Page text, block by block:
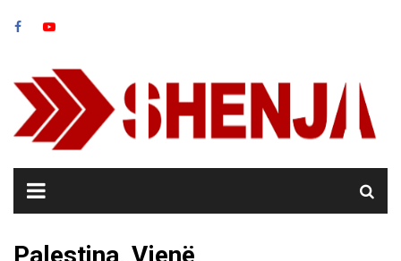
Palestina, Vjenë